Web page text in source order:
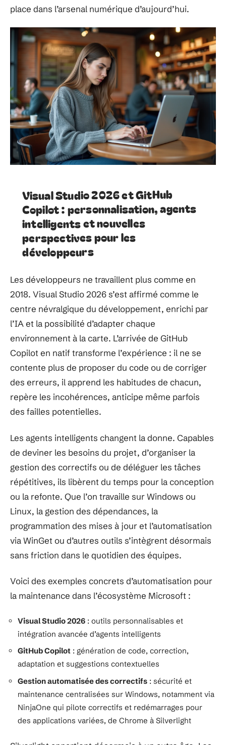
place dans l’arsenal numérique d’aujourd’hui.
Visual Studio 2026 et GitHub
Copilot : personnalisation, agents
intelligents et nouvelles
perspectives pour les
développeurs
Les développeurs ne travaillent plus comme en
2018. Visual Studio 2026 s’est affirmé comme le
centre névralgique du développement, enrichi par
l’IA et la possibilité d’adapter chaque
environnement à la carte. L’arrivée de GitHub
Copilot en natif transforme l’expérience : il ne se
contente plus de proposer du code ou de corriger
des erreurs, il apprend les habitudes de chacun,
repère les incohérences, anticipe même parfois
des failles potentielles.
Les agents intelligents changent la donne. Capables
de deviner les besoins du projet, d’organiser la
gestion des correctifs ou de déléguer les tâches
répétitives, ils libèrent du temps pour la conception
ou la refonte. Que l’on travaille sur Windows ou
Linux, la gestion des dépendances, la
programmation des mises à jour et l’automatisation
via WinGet ou d’autres outils s’intègrent désormais
sans friction dans le quotidien des équipes.
Voici des exemples concrets d’automatisation pour
la maintenance dans l’écosystème Microsoft :
Visual Studio 2026 : outils personnalisables et
intégration avancée d’agents intelligents
GitHub Copilot : génération de code, correction,
adaptation et suggestions contextuelles
Gestion automatisée des correctifs : sécurité et
maintenance centralisées sur Windows, notamment via
NinjaOne qui pilote correctifs et redémarrages pour
des applications variées, de Chrome à Silverlight